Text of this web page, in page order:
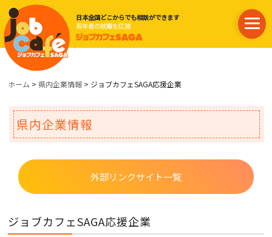
日本全国どこからでも相談ができます
若年者の就職を応援
ホーム > 県内企業情報 > ジョブカフェSAGA応援企業
県内企業情報
外部リンクサイト一覧
ジョブカフェSAGA応援企業